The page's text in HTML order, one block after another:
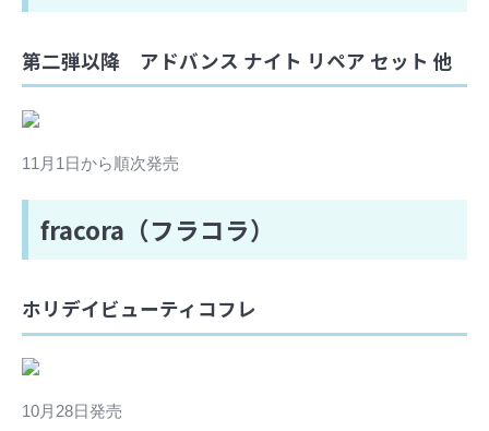
第二弾以降 アドバンス ナイト リペア セット 他
11月1日から順次発売
fracora（フラコラ）
ホリデイビューティコフレ
10月28日発売